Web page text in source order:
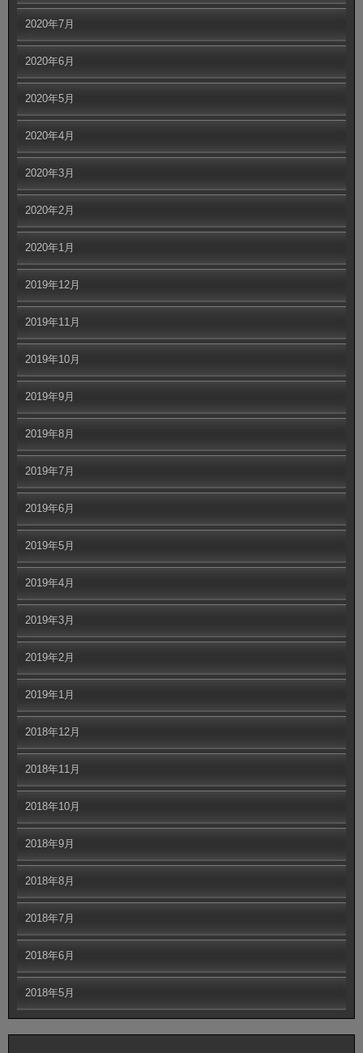
2020年7月
2020年6月
2020年5月
2020年4月
2020年3月
2020年2月
2020年1月
2019年12月
2019年11月
2019年10月
2019年9月
2019年8月
2019年7月
2019年6月
2019年5月
2019年4月
2019年3月
2019年2月
2019年1月
2018年12月
2018年11月
2018年10月
2018年9月
2018年8月
2018年7月
2018年6月
2018年5月